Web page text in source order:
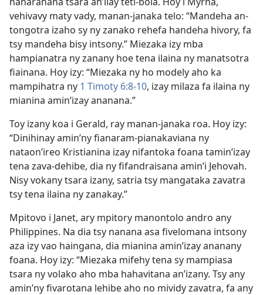
vehivavy maty vady, manan-janaka telo: “Mandeha an-
tongotra izaho sy ny zanako rehefa handeha hivory, fa
tsy mandeha bisy intsony.” Miezaka izy mba
hampianatra ny zanany hoe tena ilaina ny manatsotra
fiainana. Hoy izy: “Miezaka ny ho modely aho ka
mampihatra ny 1 Timoty 6:8-10, izay milaza fa ilaina ny
mianina amin’izay ananana.”
Toy izany koa i Gerald, ray manan-janaka roa. Hoy izy:
“Dinihinay amin’ny fianaram-pianakaviana ny
nataon’ireo Kristianina izay nifantoka foana tamin’izay
tena zava-dehibe, dia ny fifandraisana amin’i Jehovah.
Nisy vokany tsara izany, satria tsy mangataka zavatra
tsy tena ilaina ny zanakay.”
Mpitovo i Janet, ary mpitory manontolo andro any
Philippines. Na dia tsy nanana asa fivelomana intsony
aza izy vao haingana, dia mianina amin’izay ananany
foana. Hoy izy: “Miezaka mifehy tena sy mampiasa
tsara ny volako aho mba hahavitana an’izany. Tsy any
amin’ny fivarotana lehibe aho no mividy zavatra, fa any